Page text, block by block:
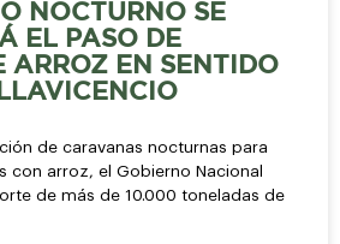
NOCTURNO SE
EL PASO DE
ARROZ EN SENTIDO
de caravanas nocturnas para
con arroz, el Gobierno Nacional
de más de 10.000 toneladas de